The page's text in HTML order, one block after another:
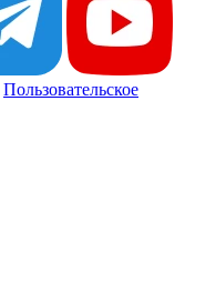
Пользовательское